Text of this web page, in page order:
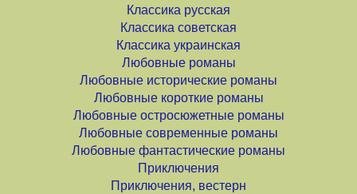
Классика русская
Классика советская
Классика украинская
Любовные романы
Любовные исторические романы
Любовные короткие романы
Любовные остросюжетные романы
Любовные современные романы
Любовные фантастические романы
Приключения
Приключения, вестерн